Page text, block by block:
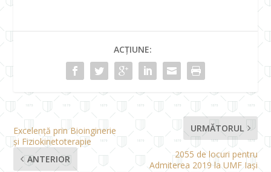
ACȚIUNE:
Excelență prin Bioinginerie
și Fiziokinetoterapie
ANTERIOR
URMĂTORUL
2055 de locuri pentru
Admiterea 2019 la UMF Iași